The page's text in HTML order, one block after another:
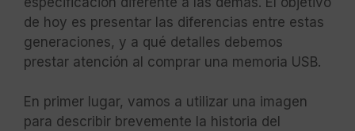
de hoy es presentar las diferencias entre estas
generaciones, y a qué detalles debemos
prestar atención al comprar una memoria USB.
En primer lugar, vamos a utilizar una imagen
para describir brevemente la historia del